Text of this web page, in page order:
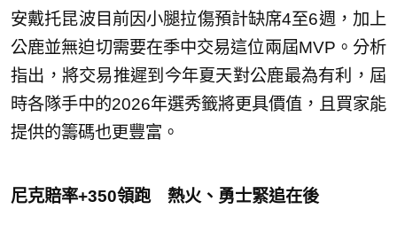
安戴托昆波目前因小腿拉傷預計缺席4至6週，加上
公鹿並無迫切需要在季中交易這位兩屆MVP。分析
指出，將交易推遲到今年夏天對公鹿最為有利，屆
時各隊手中的2026年選秀籤將更具價值，且買家能
提供的籌碼也更豐富。
尼克賠率+350領跑 熱火、勇士緊追在後